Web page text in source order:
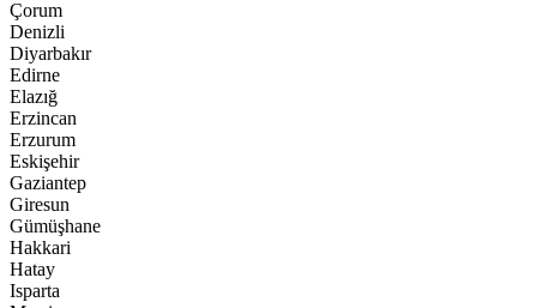
Çorum
Denizli
Diyarbakır
Edirne
Elazığ
Erzincan
Erzurum
Eskişehir
Gaziantep
Giresun
Gümüşhane
Hakkari
Hatay
Isparta